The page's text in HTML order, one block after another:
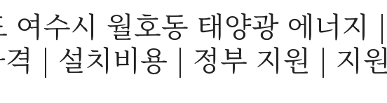
여수시 월호동 태양광 에너지 |
| 설치비용 | 정부 지원 | 지원